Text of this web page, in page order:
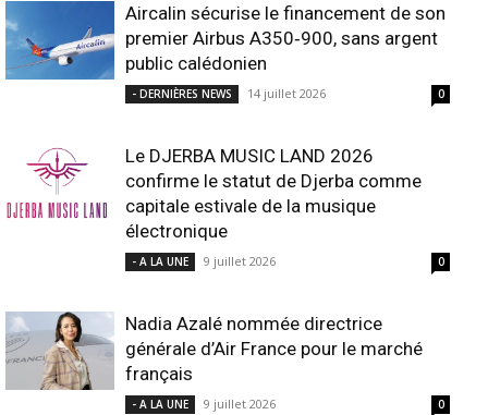
Aircalin sécurise le financement de son
premier Airbus A350‑900, sans argent
public calédonien
- DERNIÈRES NEWS 14 juillet 2026 0
Le DJERBA MUSIC LAND 2026
confirme le statut de Djerba comme
capitale estivale de la musique
électronique
- A LA UNE 9 juillet 2026 0
Nadia Azalé nommée directrice
générale d’Air France pour le marché
français
- A LA UNE 9 juillet 2026 0